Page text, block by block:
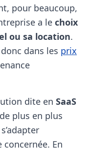
pour beaucoup,
a le choix
ou sa location.
dans les prix
dite en SaaS
plus en plus
concernée. En